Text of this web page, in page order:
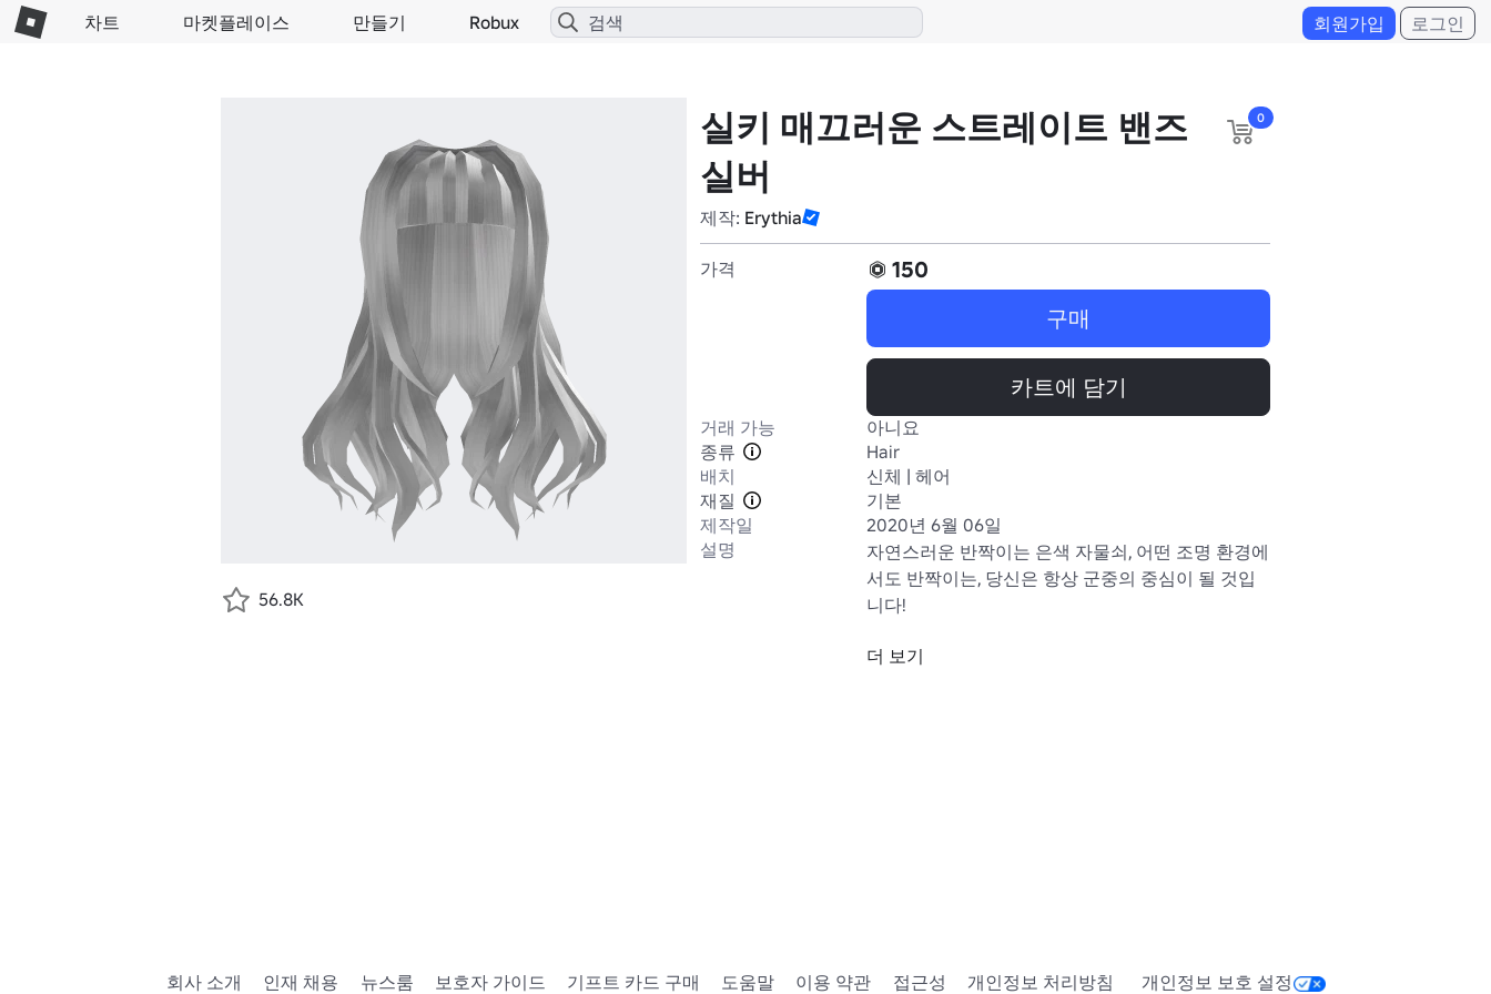
차트 마켓플레이스 만들기 Robux 회원가입 로그인
실키 매끄러운 스트레이트 밴즈
실버
제작: Erythia
0
가격
150
구매
카트에 담기
거래 가능
아니요
종류
Hair
배치
신체 | 헤어
재질
기본
제작일
2020년 6월 06일
설명
자연스러운 반짝이는 은색 자물쇠, 어떤 조명 환경에
서도 반짝이는, 당신은 항상 군중의 중심이 될 것입
니다!
더 보기
56.8K
회사 소개 인재 채용 뉴스룸 보호자 가이드 기프트 카드 구매 도움말 이용 약관 접근성 개인정보 처리방침 개인정보 보호 설정